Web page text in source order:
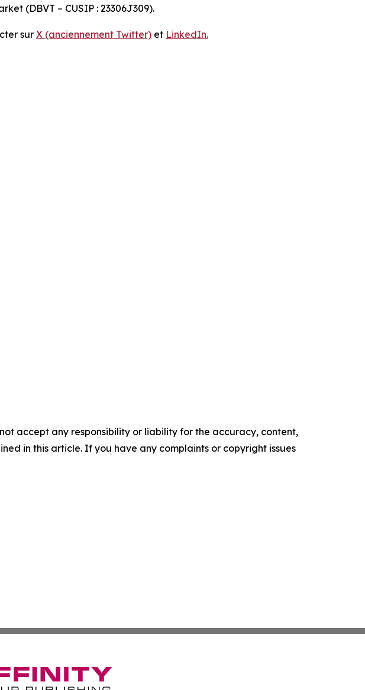
(DBVT – CUSIP : 23306J309).
sur X (anciennement Twitter) et LinkedIn.
accept any responsibility or liability for the accuracy, content,
in this article. If you have any complaints or copyright issues